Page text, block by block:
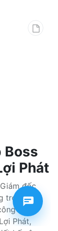
Boss
Phát
đốc
trọng,
sở.
Phát,